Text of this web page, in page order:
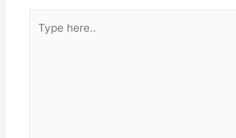
here..